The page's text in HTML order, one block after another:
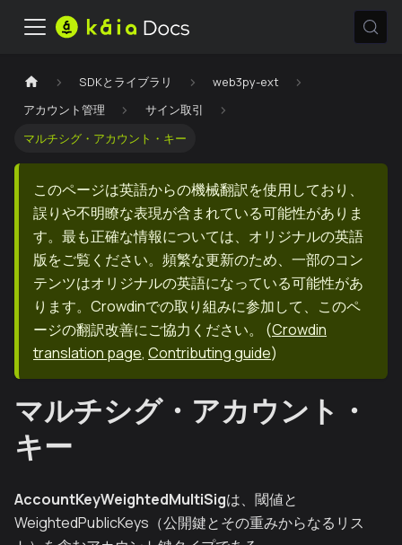
SDKとライブラリ
web3py-ext
アカウント管理
サイン取引
マルチシグ・アカウント・キー
このページは英語からの機械翻訳を使用しており、
誤りや不明瞭な表現が含まれている可能性がありま
す。最も正確な情報については、オリジナルの英語
版をご覧ください。頻繁な更新のため、一部のコン
テンツはオリジナルの英語になっている可能性があ
ります。Crowdinでの取り組みに参加して、このペ
ージの翻訳改善にご協力ください。
(Crowdin
translation page, Contributing guide)
マルチシグ・アカウント・
キー
AccountKeyWeightedMultiSigは、閾値と
WeightedPublicKeys（公開鍵とその重みからなるリス